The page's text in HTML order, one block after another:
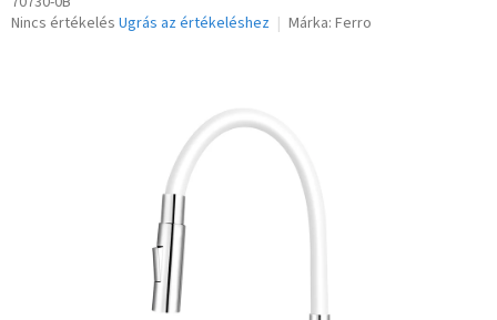
A
Nincs értékelés Ugrás az értékeléshez Márka: Ferro